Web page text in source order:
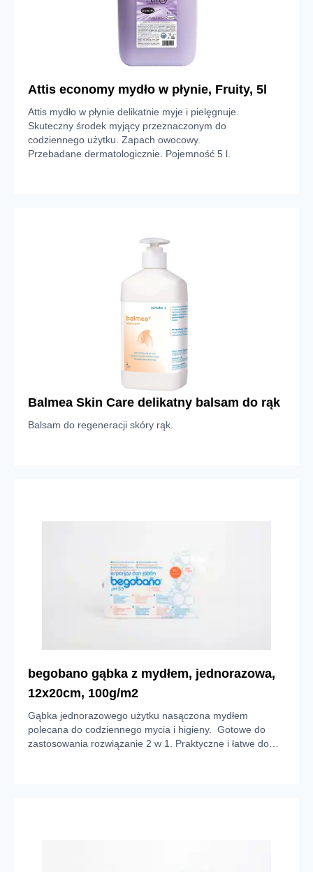
Attis economy mydło w płynie, Fruity, 5l
Attis mydło w płynie delikatnie myje i pielęgnuje.
Skuteczny środek myjący przeznaczonym do
codziennego użytku. Zapach owocowy.
Przebadane dermatologicznie. Pojemność 5 l.
Balmea Skin Care delikatny balsam do rąk
Balsam do regeneracji skóry rąk.
begobano gąbka z mydłem, jednorazowa,
12x20cm, 100g/m2
Gąbka jednorazowego użytku nasączona mydłem
polecana do codziennego mycia i higieny. Gotowe do
zastosowania rozwiązanie 2 w 1. Praktyczne i łatwe do